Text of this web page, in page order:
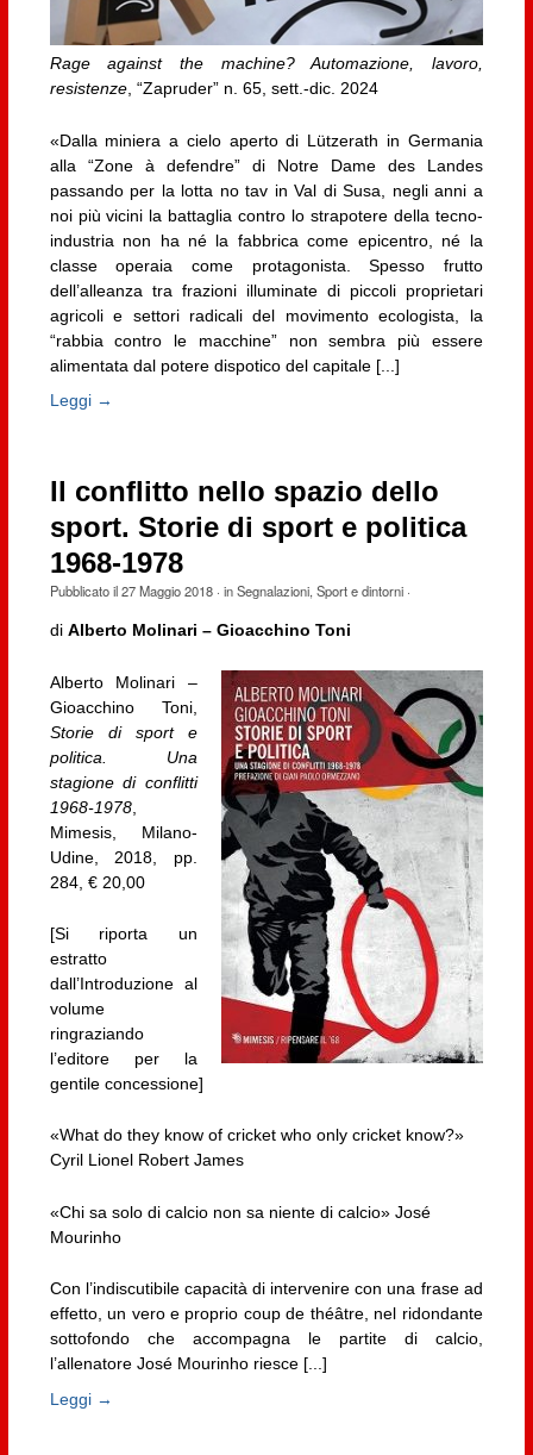
Rage against the machine? Automazione, lavoro,
resistenze, “Zapruder” n. 65, sett.-dic. 2024
«Dalla miniera a cielo aperto di Lützerath in Germania
alla “Zone à defendre” di Notre Dame des Landes
passando per la lotta no tav in Val di Susa, negli anni a
noi più vicini la battaglia contro lo strapotere della tecno-
industria non ha né la fabbrica come epicentro, né la
classe operaia come protagonista. Spesso frutto
dell’alleanza tra frazioni illuminate di piccoli proprietari
agricoli e settori radicali del movimento ecologista, la
“rabbia contro le macchine” non sembra più essere
alimentata dal potere dispotico del capitale [...]
Leggi →
Il conflitto nello spazio dello
sport. Storie di sport e politica
1968-1978
Pubblicato il27 Maggio 2018· inSegnalazioni, Sport e dintorni·
di Alberto Molinari – Gioacchino Toni
Alberto Molinari –
Gioacchino Toni,
Storie di sport e
politica. Una
stagione di conflitti
1968-1978,
Mimesis, Milano-
Udine, 2018, pp.
284, € 20,00
[Si riporta un
estratto
dall’Introduzione al
volume
ringraziando
l’editore per la
gentile concessione]
«What do they know of cricket who only cricket know?»
Cyril Lionel Robert James
«Chi sa solo di calcio non sa niente di calcio» José
Mourinho
Con l’indiscutibile capacità di intervenire con una frase ad
effetto, un vero e proprio coup de théâtre, nel ridondante
sottofondo che accompagna le partite di calcio,
l’allenatore José Mourinho riesce [...]
Leggi →